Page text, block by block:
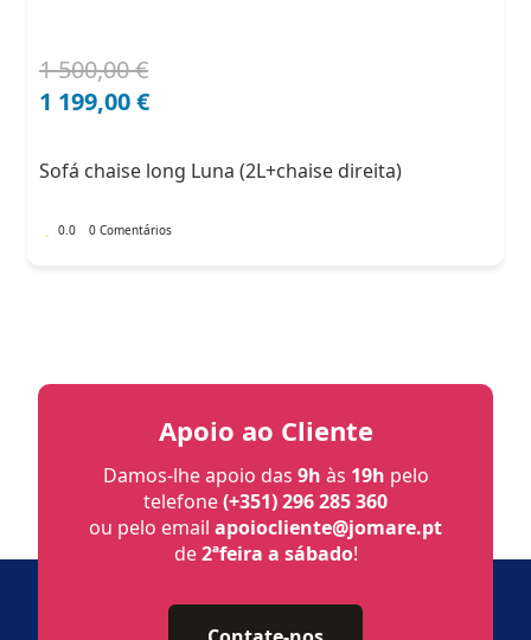
1 500,00€
O
preço
1
1 199,00€
O
preço
1
Sofá chaise long Luna (2L+chaise direita)
0.0 0 Comentários
Apoio ao Cliente
Damos-lhe apoio das 9h às 19h pelo
telefone(+351) 296 285 360
ou pelo email apoiocliente@jomare.pt
de2ªfeira a sábado!